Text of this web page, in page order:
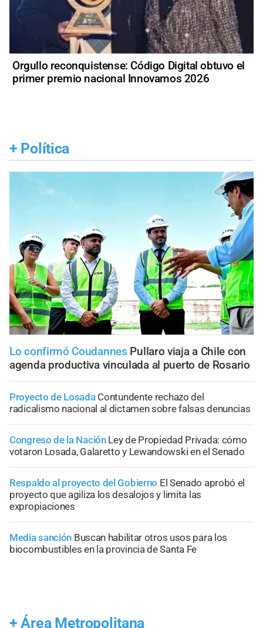
Orgullo reconquistense: Código Digital obtuvo el
primer premio nacional Innovamos 2026
+ Política
Lo confirmó Coudannes Pullaro viaja a Chile con
agenda productiva vinculada al puerto de Rosario
Proyecto de Losada Contundente rechazo del
radicalismo nacional al dictamen sobre falsas denuncias
Congreso de la Nación Ley de Propiedad Privada: cómo
votaron Losada, Galaretto y Lewandowski en el Senado
Respaldo al proyecto del Gobierno El Senado aprobó el
proyecto que agiliza los desalojos y limita las
expropiaciones
Media sanción Buscan habilitar otros usos para los
biocombustibles en la provincia de Santa Fe
+ Área Metropolitana